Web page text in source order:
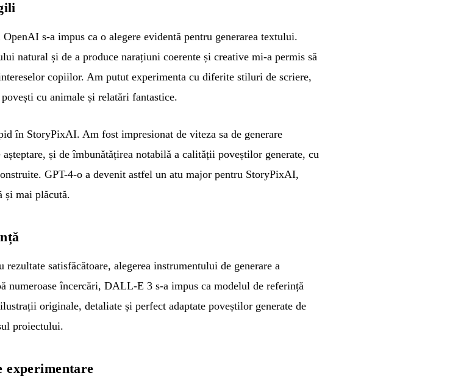
s-a impus ca o alegere evidentă pentru generarea textului.
natural și de a produce narațiuni coerente și creative mi-a permis să
copiilor. Am putut experimenta cu diferite stiluri de scriere,
cu animale și relatări fantastice.
în StoryPixAI. Am fost impresionat de viteza sa de generare
și de îmbunătățirea notabilă a calității poveștilor generate, cu
GPT-4-o a devenit astfel un atu major pentru StoryPixAI,
și mai plăcută.
satisfăcătoare, alegerea instrumentului de generare a
încercări, DALL-E 3 s-a impus ca modelul de referință
originale, detaliate și perfect adaptate poveștilor generate de
proiectului.
experimentare